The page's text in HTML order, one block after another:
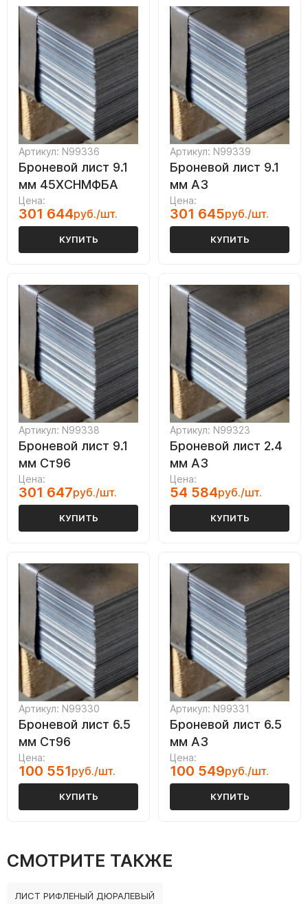
Артикул: N99336
Броневой лист 9.1
мм 45ХСНМФБА
Цена:
301 644руб./шт.
КУПИТЬ
Артикул: N99339
Броневой лист 9.1
мм А3
Цена:
301 645руб./шт.
КУПИТЬ
Артикул: N99338
Броневой лист 9.1
мм Ст96
Цена:
301 647руб./шт.
КУПИТЬ
Артикул: N99323
Броневой лист 2.4
мм А3
Цена:
54 584руб./шт.
КУПИТЬ
Артикул: N99330
Броневой лист 6.5
мм Ст96
Цена:
100 551руб./шт.
КУПИТЬ
Артикул: N99331
Броневой лист 6.5
мм А3
Цена:
100 549руб./шт.
КУПИТЬ
СМОТРИТЕ ТАКЖЕ
ЛИСТ РИФЛЕНЫЙ ДЮРАЛЕВЫЙ